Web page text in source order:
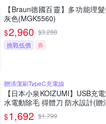
【Braun德國百靈】多功能理
灰色(MGK5560)
$2,960 $3,288
挑戰低價
券
贈清潔刷TypeC充電線
【日本小泉KOIZUMI】USB充
水電動除毛 得體刀 防水設計(贈
-白
$1,692 $1,799